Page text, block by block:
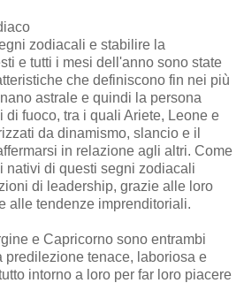
zodiacali e stabilire la
e tutti i mesi dell'anno sono state
che definiscono fin nei più
astrale e quindi la persona
di fuoco, tra i quali Ariete, Leone e
da dinamismo, slancio e il
in relazione agli altri. Come
nativi di questi segni zodiacali
di leadership, grazie alle loro
alle tendenze imprenditoriali.
e Capricorno sono entrambi
predilezione tenace, laboriosa e
intorno a loro per far loro piacere